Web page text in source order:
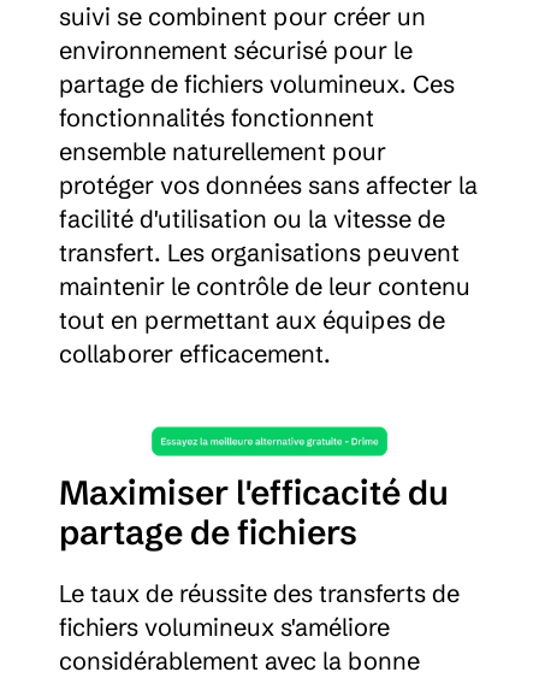
suivi se combinent pour créer un
environnement sécurisé pour le
partage de fichiers volumineux. Ces
fonctionnalités fonctionnent
ensemble naturellement pour
protéger vos données sans affecter la
facilité d'utilisation ou la vitesse de
transfert. Les organisations peuvent
maintenir le contrôle de leur contenu
tout en permettant aux équipes de
collaborer efficacement.
Maximiser l'efficacité du
partage de fichiers
Le taux de réussite des transferts de
fichiers volumineux s'améliore
considérablement avec la bonne